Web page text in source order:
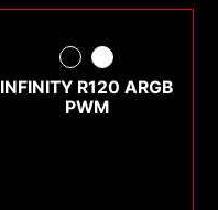
INFINITY R120 ARGB
PWM